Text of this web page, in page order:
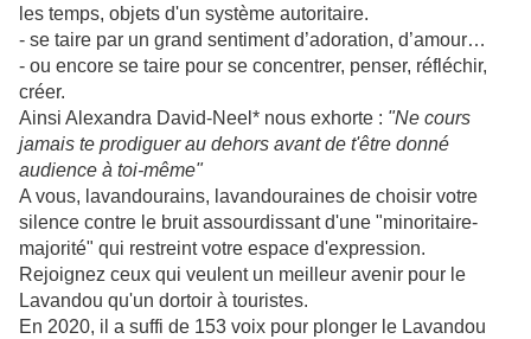
les temps, objets d'un système autoritaire.
- se taire par un grand sentiment d’adoration, d’amour…
- ou encore se taire pour se concentrer, penser, réfléchir,
créer.
Ainsi Alexandra David-Neel* nous exhorte : "Ne cours
jamais te prodiguer au dehors avant de t'être donné
audience à toi-même"
A vous, lavandourains, lavandouraines de choisir votre
silence contre le bruit assourdissant d'une "minoritaire-
majorité" qui restreint votre espace d'expression.
Rejoignez ceux qui veulent un meilleur avenir pour le
Lavandou qu'un dortoir à touristes.
En 2020, il a suffi de 153 voix pour plonger le Lavandou